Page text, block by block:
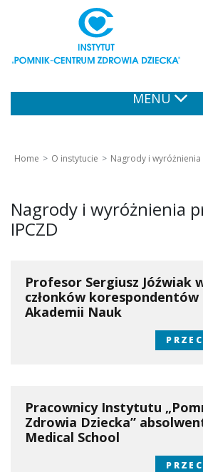
MENU
Home O instytucie Nagrody i
Nagrody i wyróżnienia
IPCZD
Profesor Sergiusz Jóźwiak
członków korespondentów
Akademii Nauk
Pracownicy Instytutu
Zdrowia Dziecka”
Medical School